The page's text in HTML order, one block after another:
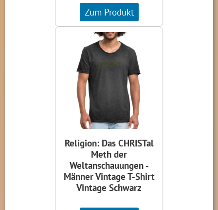
Zum Produkt
Religion: Das CHRISTal
Meth der
Weltanschauungen -
Männer Vintage T-Shirt
Vintage Schwarz